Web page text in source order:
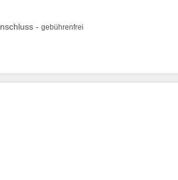
- gebührenfrei